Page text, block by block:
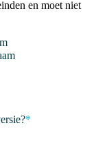
en moet niet
*